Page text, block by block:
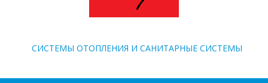
CИСТЕМЫ ОТОПЛЕНИЯ И САНИТАРНЫЕ СИСТЕМЫ